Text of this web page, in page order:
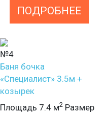
ПОДРОБНЕЕ
№4
Баня бочка
«Специалист» 3.5м +
козырек
Площадь 7.4 м2 Размер